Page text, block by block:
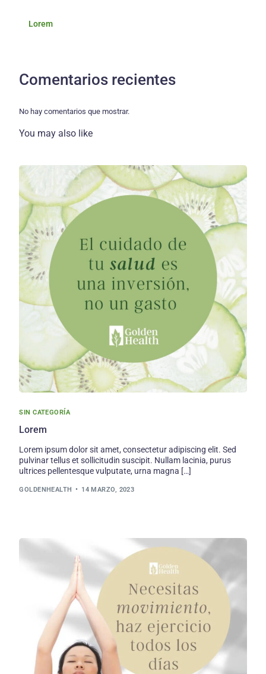
Lorem
Comentarios recientes
No hay comentarios que mostrar.
You may also like
SIN CATEGORÍA
Lorem
Lorem ipsum dolor sit amet, consectetur adipiscing elit. Sed
pulvinar tellus et sollicitudin suscipit. Nullam lacinia, purus
ultrices pellentesque vulputate, urna magna […]
GOLDENHEALTH 14 MARZO, 2023